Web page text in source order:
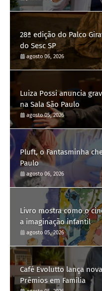
28ª edição do Palco
do Sesc SP
agosto 06, 2026
Luiza Possi anuncia
na Sala São Paulo
agosto 05, 2026
Pluft, o Fantasminha
Paulo
agosto 06, 2026
Livro mostra como o
a imaginação infantil
agosto 05, 2026
Café Evolutto lança
Prêmios em Família